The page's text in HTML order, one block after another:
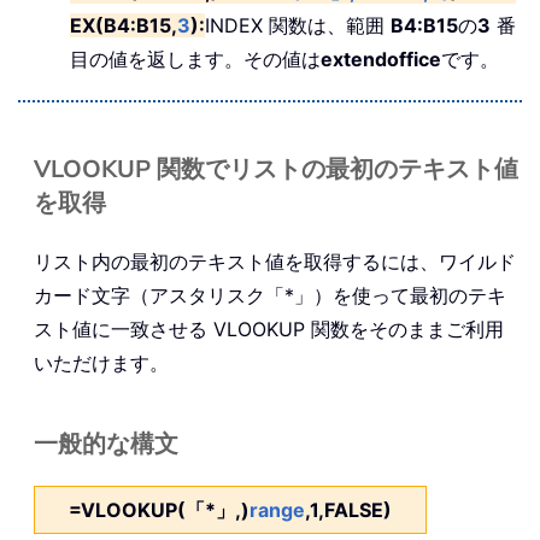
EX(B4:B15,3):INDEX 関数は、範囲 B4:B15の3 番
目の値を返します。その値はextendofficeです。
VLOOKUP 関数でリストの最初のテキスト値
を取得
リスト内の最初のテキスト値を取得するには、ワイルド
カード文字（アスタリスク「*」）を使って最初のテキ
スト値に一致させる VLOOKUP 関数をそのままご利用
いただけます。
一般的な構文
=VLOOKUP(「*」,)range,1,FALSE)